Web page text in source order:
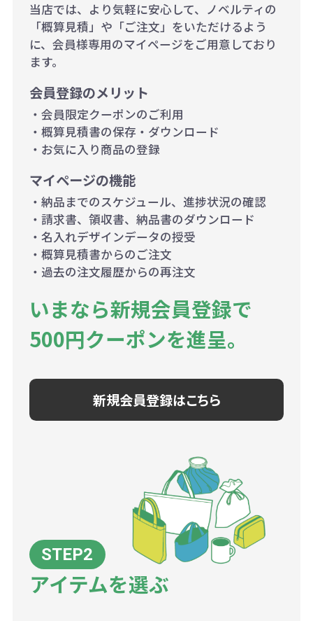
当店では、より気軽に安心して、ノベルティの
「概算見積」や「ご注文」をいただけるよう
に、会員様専用のマイページをご用意しており
ます。
会員登録のメリット
・会員限定クーポンのご利用
・概算見積書の保存・ダウンロード
・お気に入り商品の登録
マイページの機能
・納品までのスケジュール、進捗状況の確認
・請求書、領収書、納品書のダウンロード
・名入れデザインデータの授受
・概算見積書からのご注文
・過去の注文履歴からの再注文
いまなら新規会員登録で
500円クーポンを進呈。
新規会員登録はこちら
アイテムを選ぶ